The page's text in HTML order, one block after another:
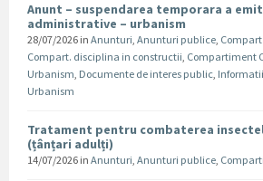
Anunt – suspendarea temporara a
administrative – urbanism
28/07/2026 in Anunturi, Anunturi publice,
Compart. disciplina in constructii, Compartiment
Urbanism, Documente de interes public,
Urbanism
Tratament pentru combaterea
(țânțari adulți)
14/07/2026 in Anunturi, Anunturi publice,